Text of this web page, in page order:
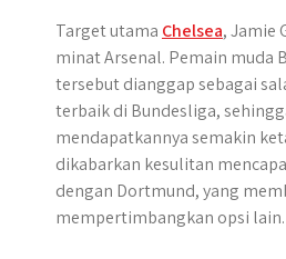
Target utama Chelsea, Jamie
minat Arsenal. Pemain muda
tersebut dianggap sebagai
terbaik di Bundesliga,
mendapatkannya semakin
dikabarkan kesulitan
dengan Dortmund, yang
mempertimbangkan opsi lain.